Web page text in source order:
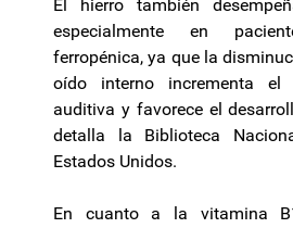
El hierro también
especialmente en
ferropénica, ya que la
oído interno incrementa el
auditiva y favorece el
detalla la Biblioteca
Estados Unidos.
En cuanto a la vitamina